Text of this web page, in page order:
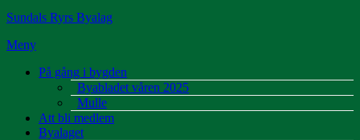
Sundals Ryrs Byalag
Meny
På gång i bygden
Byabladet våren 2025
Mulle
Att bli medlem
Byalaget